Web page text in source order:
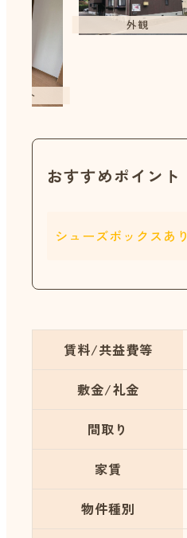
外観
おすすめポイント
シューズボックスあり
賃料/共益費等
敷金/礼金
間取り
家賃
物件種別